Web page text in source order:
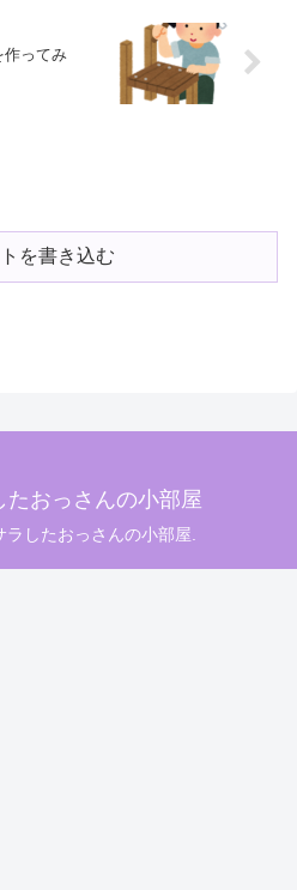
作ってみ
を書き込む
たおっさんの小部屋
したおっさんの小部屋.